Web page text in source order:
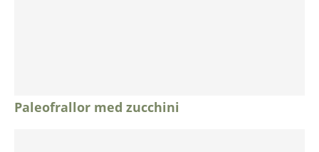
Paleofrallor med zucchini